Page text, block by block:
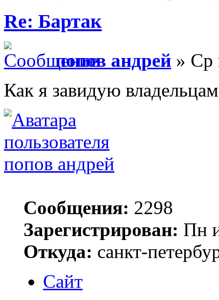
Re: Бартак
попов андрей » Ср
Как я завидую
попов андрей
Сообщения: 2298
Зарегистрирован: Пн
Откуда: санкт-
Сайт